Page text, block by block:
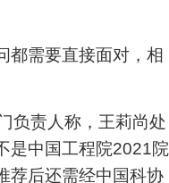
需要直接面对，相
责人称，王莉尚处
是中国工程院2021院
荐后还需经中国科协